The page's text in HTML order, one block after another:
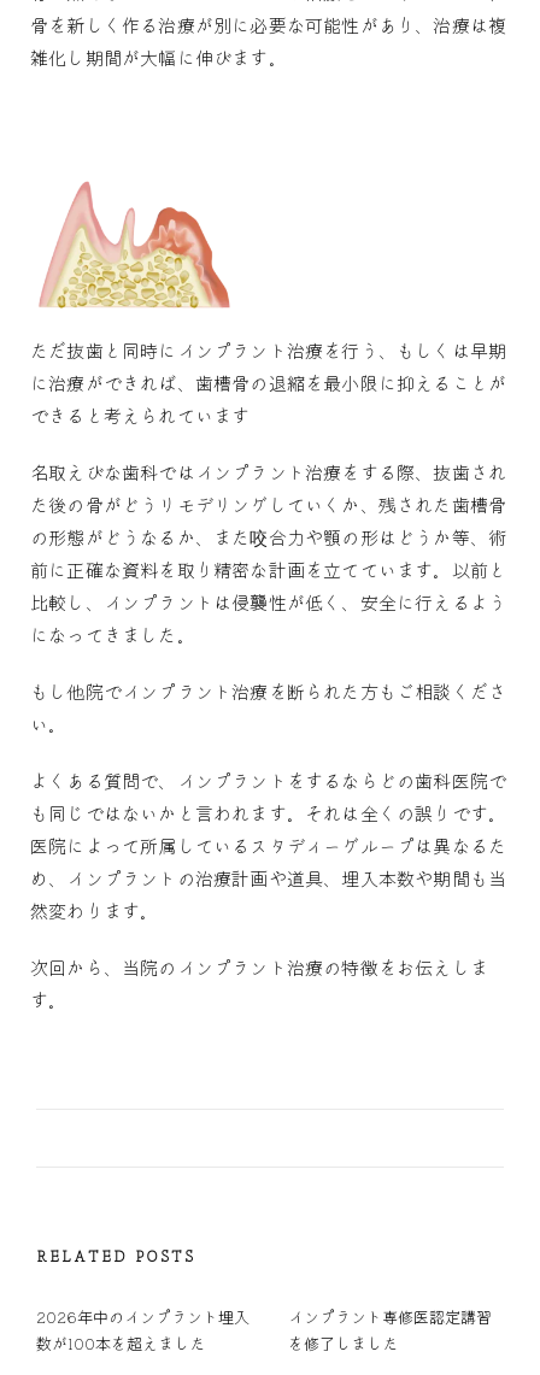
骨を新しく作る治療が別に必要な可能性があり、治療は複
雑化し期間が大幅に伸びます。
ただ抜歯と同時にインプラント治療を行う、もしくは早期
に治療ができれば、歯槽骨の退縮を最小限に抑えることが
できると考えられています
名取えびな歯科ではインプラント治療をする際、抜歯され
た後の骨がどうリモデリングしていくか、 残された歯槽骨
の形態がどうなるか、
また咬合力や顎の形はどうか等、 術
前に正確な資料を取り精密な計画を立てています。以前と
比較し、インプラントは侵襲性が低く、 安全に行えるよう
になってきました。
もし他院でインプラント治療を断られた方もご相談くださ
い。
よくある質問で、インプラントをするならどの歯科医院で
も同じではないかと言われます。それは全くの誤りです。
医院によって所属しているスタディーグループは異なるた
め、インプラントの治療計画や道具、埋入本数や期間も当
然変わります。
次回から、当院のインプラント治療の特徴をお伝えしま
す。
RELATED POSTS
2026年中のインプラント埋入
数が100本を超えました
インプラント専修医認定講習
を修了しました